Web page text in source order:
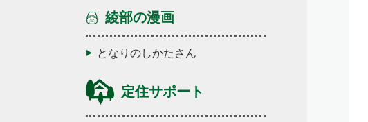
綾部の漫画
となりのしかたさん
定住サポート